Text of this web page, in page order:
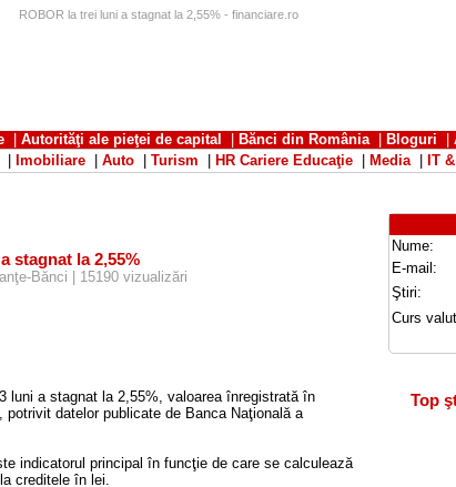
ROBOR la trei luni a stagnat la 2,55% - financiare.ro
Autorităţi ale pieţei de capital Bănci din România| Bloguri
Imobiliare Auto Turism HR Cariere Educaţie Media| IT
stagnat la 2,55%
Bănci | 15190 vizualizări
luni a stagnat la 2,55%, valoarea înregistrată în
potrivit datelor publicate de Banca Naţională a
indicatorul principal în funcţie de care se calculează
creditele în lei.
Nume:
E-mail:
Ştiri:
Curs
Top